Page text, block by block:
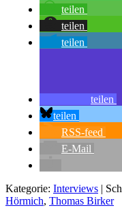
teilen
teilen
teilen
teilen
teilen
RSS-feed
E-Mail
Kategorie: Interviews |
Hörmich, Thomas Birker